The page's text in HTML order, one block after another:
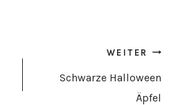
WEITER
Schwarze Halloween
Äpfel